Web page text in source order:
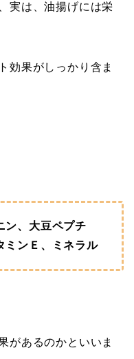
実は、油揚げには栄
効果がしっかり含ま
ン、大豆ペプチ
ミンＥ、ミネラル
があるのかといいま